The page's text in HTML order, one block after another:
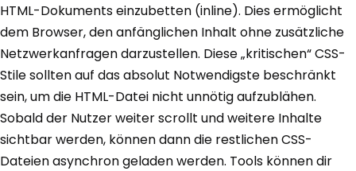
HTML-Dokuments einzubetten (inline). Dies ermöglicht
dem Browser, den anfänglichen Inhalt ohne zusätzliche
Netzwerkanfragen darzustellen. Diese „kritischen“ CSS-
Stile sollten auf das absolut Notwendigste beschränkt
sein, um die HTML-Datei nicht unnötig aufzublähen.
Sobald der Nutzer weiter scrollt und weitere Inhalte
sichtbar werden, können dann die restlichen CSS-
Dateien asynchron geladen werden. Tools können dir